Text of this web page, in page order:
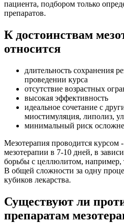
пациента, подбором только
препаратов.
К достоинствам
относится
длительность сохранения
проведении курса
отсутствие возрастных
высокая эффективность
идеальное сочетание с
миостимуляция, липолиз,
минимальный риск
Мезотерапия проводится курсом
мезотерапии в 7-10 дней, в
борьбы с целлюлитом, например,
В общей сложности за одну
кубиков лекарства.
Существуют ли
препаратам